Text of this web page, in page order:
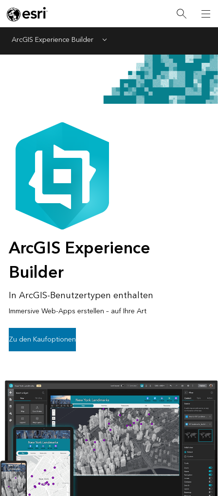
ArcGIS Experience Builder Menu
ArcGIS Experience
Builder
In ArcGIS-Benutzertypen enthalten
Immersive Web-Apps erstellen – auf Ihre Art
Zu den Kaufoptionen